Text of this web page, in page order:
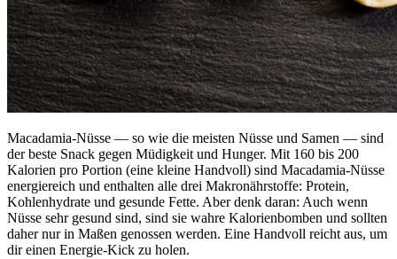
Macadamia-Nüsse — so wie die meisten Nüsse und Samen — sind
der beste Snack gegen Müdigkeit und Hunger. Mit 160 bis 200
Kalorien pro Portion (eine kleine Handvoll) sind Macadamia-Nüsse
energiereich und enthalten alle drei Makronährstoffe: Protein,
Kohlenhydrate und gesunde Fette. Aber denk daran: Auch wenn
Nüsse sehr gesund sind, sind sie wahre Kalorienbomben und sollten
daher nur in Maßen genossen werden. Eine Handvoll reicht aus, um
dir einen Energie-Kick zu holen.